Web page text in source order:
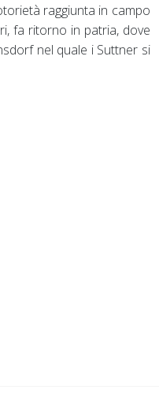
raggiunta in campo
fa ritorno in patria, dove
nel quale i Suttner si